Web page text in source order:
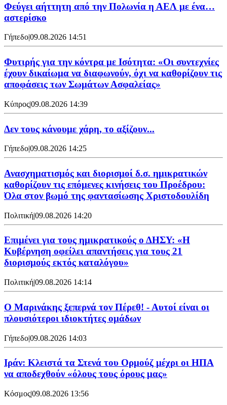
Φεύγει αήττητη από την Πολωνία η ΑΕΛ με ένα…
αστερίσκο
Γήπεδο|09.08.2026 14:51
Φυτιρής για την κόντρα με Ισότητα: «Οι συντεχνίες
έχουν δικαίωμα να διαφωνούν, όχι να καθορίζουν τις
αποφάσεις των Σωμάτων Ασφαλείας»
Κύπρος|09.08.2026 14:39
Δεν τους κάνουμε χάρη, το αξίζουν...
Γήπεδο|09.08.2026 14:25
Ανασχηματισμός και διορισμοί δ.σ. ημικρατικών
καθορίζουν τις επόμενες κινήσεις του Προέδρου:
Όλα στον βωμό της φαντασίωσης Χριστοδουλίδη
Πολιτική|09.08.2026 14:20
Επιμένει για τους ημικρατικούς ο ΔΗΣΥ: «Η
Κυβέρνηση οφείλει απαντήσεις για τους 21
διορισμούς εκτός καταλόγου»
Πολιτική|09.08.2026 14:14
Ο Μαρινάκης ξεπερνά τον Πέρεθ! - Αυτοί είναι οι
πλουσιότεροι ιδιοκτήτες ομάδων
Γήπεδο|09.08.2026 14:03
Ιράν: Κλειστά τα Στενά του Ορμούζ μέχρι οι ΗΠΑ
να αποδεχθούν «όλους τους όρους μας»
Κόσμος|09.08.2026 13:56